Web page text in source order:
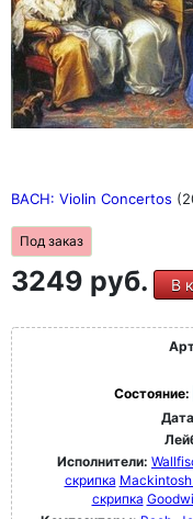
BACH: Violin Concertos
Под заказ
3249 руб. В
Состояние:
Исполнители:
скрипка
скрипка